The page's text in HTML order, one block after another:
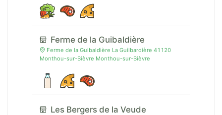
Ferme de la Guibaldière
Ferme de la Guibaldière La Guilbardière 41120
Monthou-sur-Bièvre Monthou-sur-Bièvre
Les Bergers de la Veude